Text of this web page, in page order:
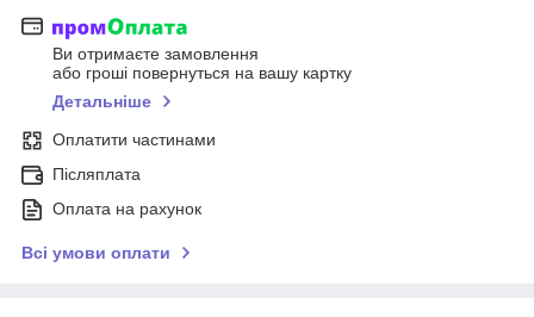
Ви отримаєте замовлення
або гроші повернуться на вашу картку
Детальніше
Оплатити частинами
Післяплата
Оплата на рахунок
Всі умови оплати